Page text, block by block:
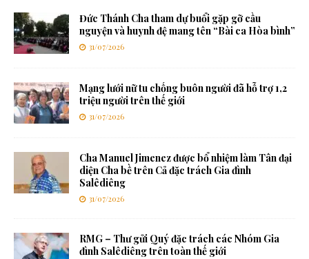
Đức Thánh Cha tham dự buổi gặp gỡ cầu
nguyện và huynh đệ mang tên “Bài ca Hòa bình”
31/07/2026
Mạng lưới nữ tu chống buôn người đã hỗ trợ 1,2
triệu người trên thế giới
31/07/2026
Cha Manuel Jimenez được bổ nhiệm làm Tân đại
diện Cha bề trên Cả đặc trách Gia đình
Salêdiêng
31/07/2026
RMG – Thư gửi Quý đặc trách các Nhóm Gia
đình Salêdiêng trên toàn thế giới